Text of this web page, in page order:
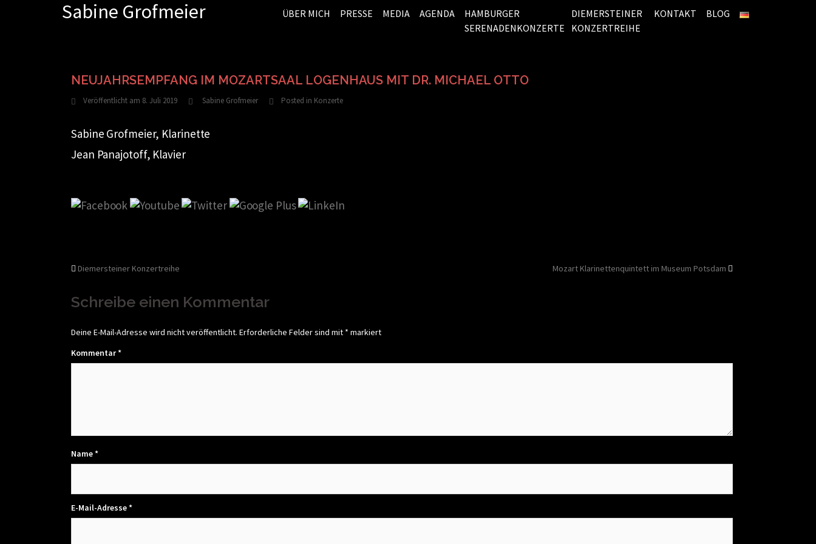
Sabine Grofmeier ÜBER MICH PRESSE MEDIA AGENDA
HAMBURGER
SERENADENKONZERTE
DIEMERSTEINER
KONZERTREIHE
KONTAKT BLOG
NEUJAHRSEMPFANG IM MOZARTSAAL LOGENHAUS MIT DR. MICHAEL OTTO
Veröffentlicht am 8. Juli 2019 Sabine Grofmeier Posted in Konzerte
Sabine Grofmeier, Klarinette
Jean Panajotoff, Klavier
Beitragsnavigation
Diemersteiner Konzertreihe Mozart Klarinettenquintett im Museum Potsdam
Schreibe einen Kommentar
Deine E-Mail-Adresse wird nicht veröffentlicht. Erforderliche Felder sind mit * markiert
Kommentar*
Name*
E-Mail-Adresse*